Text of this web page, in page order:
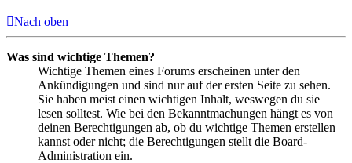
Nach oben
Was sind wichtige Themen?
Wichtige Themen eines Forums erscheinen unter den
Ankündigungen und sind nur auf der ersten Seite zu sehen.
Sie haben meist einen wichtigen Inhalt, weswegen du sie
lesen solltest. Wie bei den Bekanntmachungen hängt es von
deinen Berechtigungen ab, ob du wichtige Themen erstellen
kannst oder nicht; die Berechtigungen stellt die Board-
Administration ein.